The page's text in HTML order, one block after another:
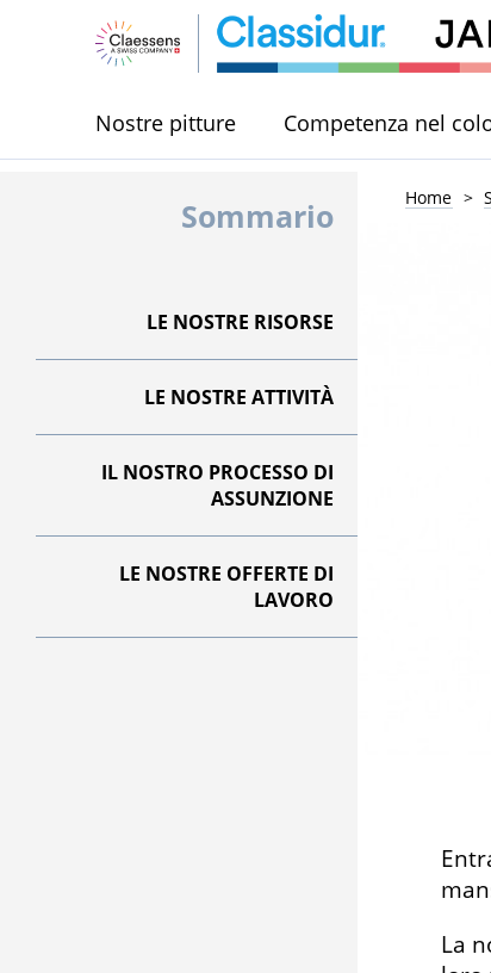
Nostre pitture Competenza nel
Sommario
LE NOSTRE RISORSE
LE NOSTRE ATTIVITÀ
IL NOSTRO PROCESSO DI
ASSUNZIONE
LE NOSTRE OFFERTE DI
LAVORO
Home
La